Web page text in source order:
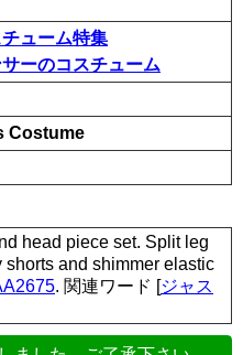
ューム特集
ーのコスチューム
Costume
head piece set. Split leg
and shimmer elastic
. 関連ワード [ジャス